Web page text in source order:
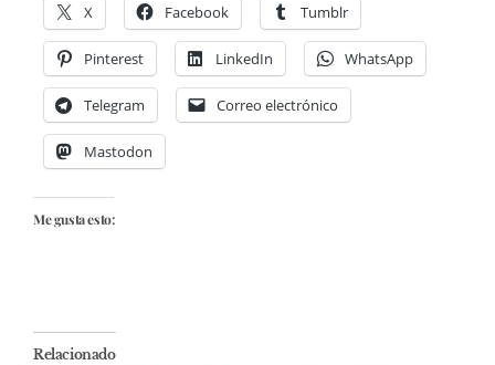
X Facebook Tumblr
Pinterest LinkedIn WhatsApp
Telegram Correo electrónico
Mastodon
Me gusta esto:
Relacionado